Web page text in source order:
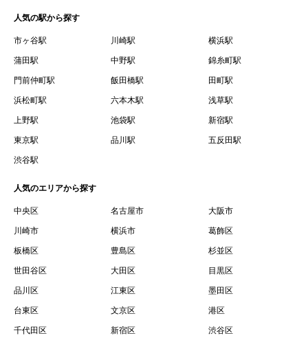
った場合の当該情報を意味します。
７.「本会員制度」とは、会員による本サービスの利用の促
進を目的とした会員制度を意味します。
借契約書およびオプション注文書を意味します。
９.「契約期間開始日」とは、定期建物賃貸借契約（以下
「賃貸借契約」と言います）の開始日のことで、利用者の
賃借権が発生する日を意味します。
するために、選んだ物件を保留することを意味します。
１１.「予約情報」とは、物件を予約するために必要な当社
所定の情報を意味します。物件情報や期間、オプション等
１２.「キャンセル」とは、賃貸借契約締結後から契約期間
開始日前までに、利用者が賃貸借契約を解除することを意
味します。
１３.「中途解約」とは、賃貸借契約期間の途中で、利用者
人気の駅から探す
市ヶ谷駅 川崎駅 横浜駅
蒲田駅 中野駅 錦糸町駅
門前仲町駅 飯田橋駅 田町駅
浜松町駅 六本木駅 浅草駅
上野駅 池袋駅 新宿駅
東京駅 品川駅 五反田駅
渋谷駅
人気のエリアから探す
中央区 名古屋市 大阪市
川崎市 横浜市 葛飾区
板橋区 豊島区 杉並区
世田谷区 大田区 目黒区
品川区 江東区 墨田区
台東区 文京区 港区
千代田区 新宿区 渋谷区